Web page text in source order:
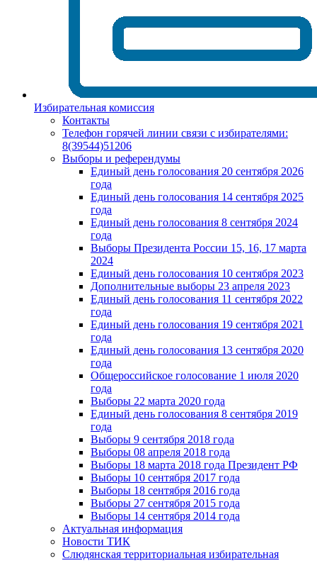
Избирательная комиссия
Контакты
Телефон горячей линии связи с избирателями:
8(39544)51206
Выборы и референдумы
Единый день голосования 20 сентября 2026
года
Единый день голосования 14 сентября 2025
года
Единый день голосования 8 сентября 2024
года
Выборы Президента России 15, 16, 17 марта
2024
Единый день голосования 10 сентября 2023
Дополнительные выборы 23 апреля 2023
Единый день голосования 11 сентября 2022
года
Единый день голосования 19 сентября 2021
года
Единый день голосования 13 сентября 2020
года
Общероссийское голосование 1 июля 2020
года
Выборы 22 марта 2020 года
Единый день голосования 8 сентября 2019
года
Выборы 9 сентября 2018 года
Выборы 08 апреля 2018 года
Выборы 18 марта 2018 года Президент РФ
Выборы 10 сентября 2017 года
Выборы 18 сентября 2016 года
Выборы 27 сентября 2015 года
Выборы 14 сентября 2014 года
Актуальная информация
Новости ТИК
Слюдянская территориальная избирательная